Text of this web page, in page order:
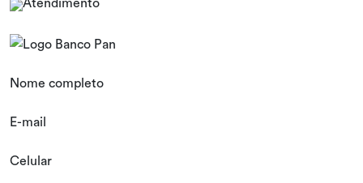
Nome completo
E-mail
Celular